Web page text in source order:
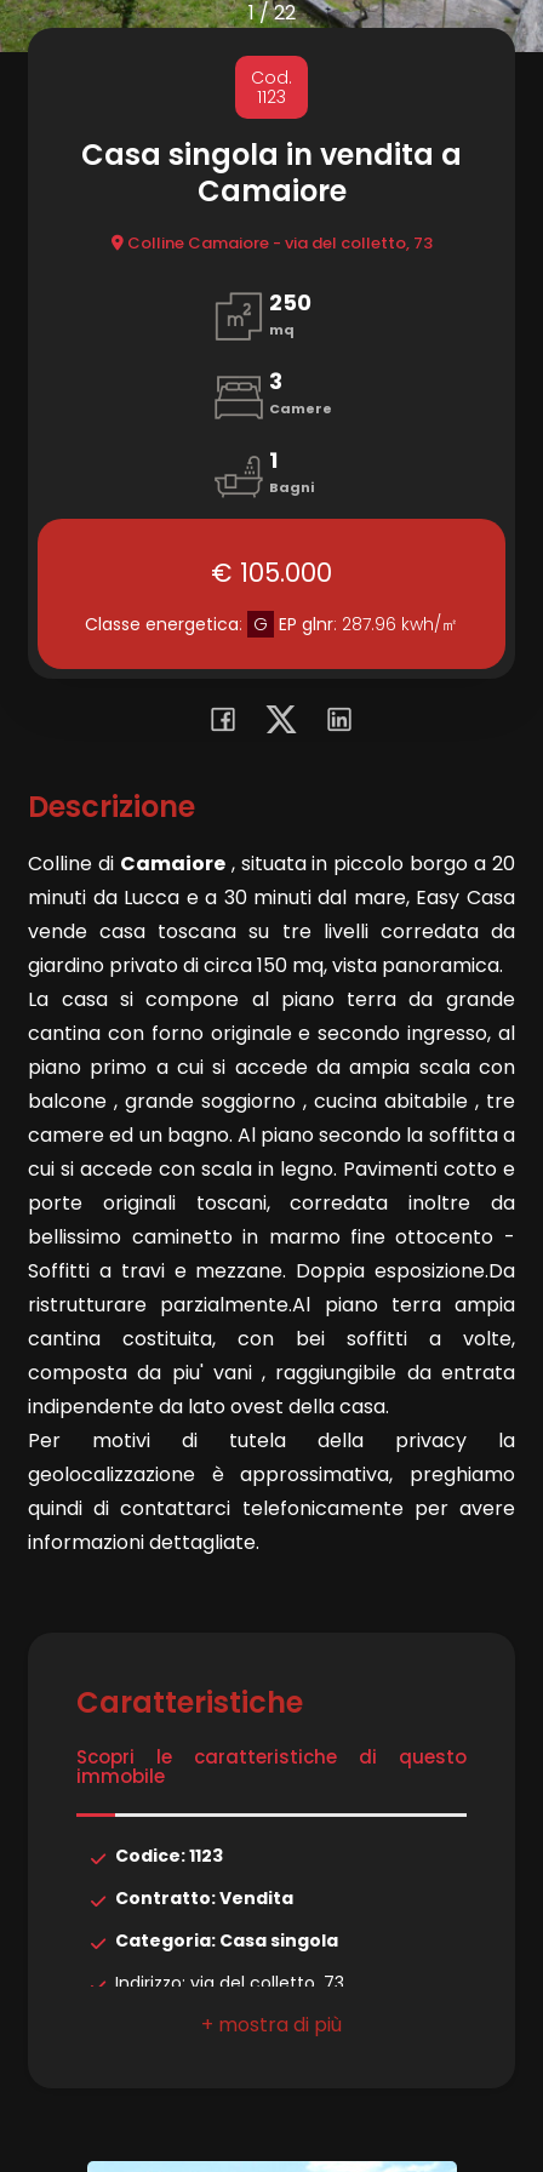
1/22
Cod.
1123
Casa singola in vendita a
Camaiore
Colline Camaiore - via del colletto, 73
250
mq
3
Camere
1
Bagni
€ 105.000
Classe energetica: G EP glnr: 287.96 kwh/㎡
Descrizione
Colline di Camaiore, situata in piccolo borgo a 20
minuti da Lucca e a 30 minuti dal mare, Easy Casa
vende casa toscana su tre livelli corredata da
giardino privato di circa 150 mq, vista panoramica.
La casa si compone al piano terra da grande
cantina con forno originale e secondo ingresso, al
piano primo a cui si accede da ampia scala con
balcone , grande soggiorno , cucina abitabile , tre
camere ed un bagno. Al piano secondo la soffitta a
cui si accede con scala in legno. Pavimenti cotto e
porte originali toscani, corredata inoltre da
bellissimo caminetto in marmo fine ottocento -
Soffitti a travi e mezzane. Doppia esposizione.Da
ristrutturare parzialmente.Al piano terra ampia
cantina costituita, con bei soffitti a volte,
composta da piu' vani , raggiungibile da entrata
indipendente da lato ovest della casa.
Per motivi di tutela della privacy la
geolocalizzazione è approssimativa, preghiamo
quindi di contattarci telefonicamente per avere
informazioni dettagliate.
Caratteristiche
Scopri le caratteristiche di questo
immobile
Codice: 1123
Contratto: Vendita
Categoria: Casa singola
Indirizzo: via del colletto, 73
CAP: 55043
CONTATTI
Comune
Terreni
Totale
mq
Locali
minimi
Qualsiasi
5+
Bagni
minimi